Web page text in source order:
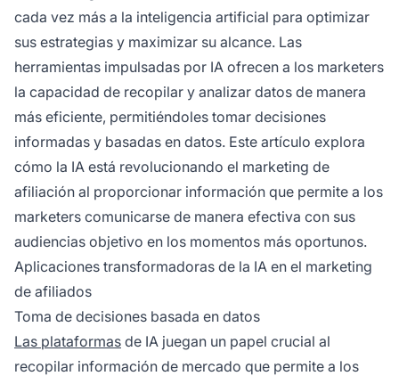
cada vez más a la inteligencia artificial para optimizar
sus estrategias y maximizar su alcance. Las
herramientas impulsadas por IA ofrecen a los marketers
la capacidad de recopilar y analizar datos de manera
más eficiente, permitiéndoles tomar decisiones
informadas y basadas en datos. Este artículo explora
cómo la IA está revolucionando el marketing de
afiliación al proporcionar información que permite a los
marketers comunicarse de manera efectiva con sus
audiencias objetivo en los momentos más oportunos.
Aplicaciones transformadoras de la IA en el marketing
de afiliados
Toma de decisiones basada en datos
Las plataformas de IA juegan un papel crucial al
recopilar información de mercado que permite a los